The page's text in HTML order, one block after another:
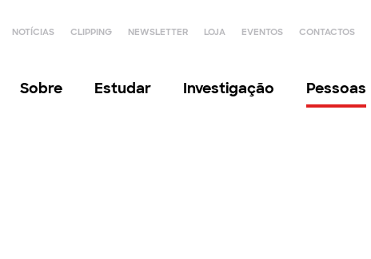
NOTÍCIAS CLIPPING NEWSLETTER LOJA EVENTOS CONTACTOS
Sobre Estudar Investigação Pessoas